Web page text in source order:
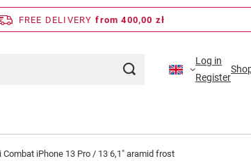
FREE DELIVERY from 400,00 zł
Log in
Register
Combat iPhone 13 Pro / 13 6,1" aramid frost